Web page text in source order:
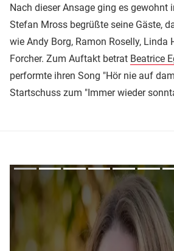
Nach dieser Ansage ging es gewohnt
Stefan Mross begrüßte seine Gäste,
wie Andy Borg, Ramon Roselly, Linda
Forcher. Zum Auftakt betrat Beatrice
performte ihren Song "Hör nie auf
Startschuss zum "Immer wieder